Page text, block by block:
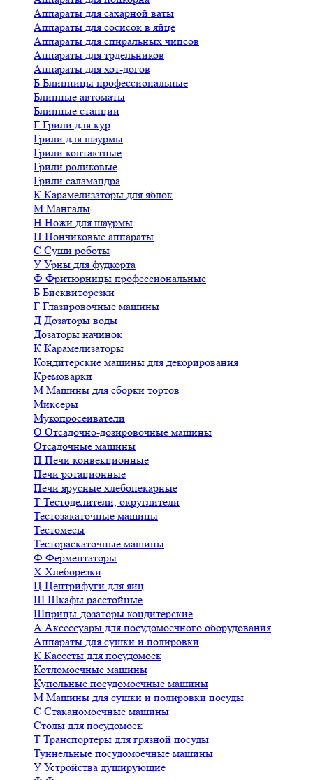
Аппараты для сахарной ваты
Аппараты для сосисок в яйце
Аппараты для спиральных чипсов
Аппараты для трдельников
Аппараты для хот-догов
Б Блинницы профессиональные
Блинные автоматы
Блинные станции
Г Грили для кур
Грили для шаурмы
Грили контактные
Грили роликовые
Грили саламандра
К Карамелизаторы для яблок
М Мангалы
Н Ножи для шаурмы
П Пончиковые аппараты
С Суши роботы
У Урны для фудкорта
Ф Фритюрницы профессиональные
Б Бисквиторезки
Г Глазировочные машины
Д Дозаторы воды
Дозаторы начинок
К Карамелизаторы
Кондитерские машины для декорирования
Кремоварки
М Машины для сборки тортов
Миксеры
Мукопросеиватели
О Отсадочно-дозировочные машины
Отсадочные машины
П Печи конвекционные
Печи ротационные
Печи ярусные хлебопекарные
Т Тестоделители, округлители
Тестозакаточные машины
Тестомесы
Тестораскаточные машины
Ф Ферментаторы
Х Хлеборезки
Ц Центрифуги для яиц
Ш Шкафы расстойные
Шприцы-дозаторы кондитерские
А Аксессуары для посудомоечного оборудования
Аппараты для сушки и полировки
К Кассеты для посудомоек
Котломоечные машины
Купольные посудомоечные машины
М Машины для сушки и полировки посуды
С Стаканомоечные машины
Столы для посудомоек
Т Транспортеры для грязной посуды
Туннельные посудомоечные машины
У Устройства душирующие